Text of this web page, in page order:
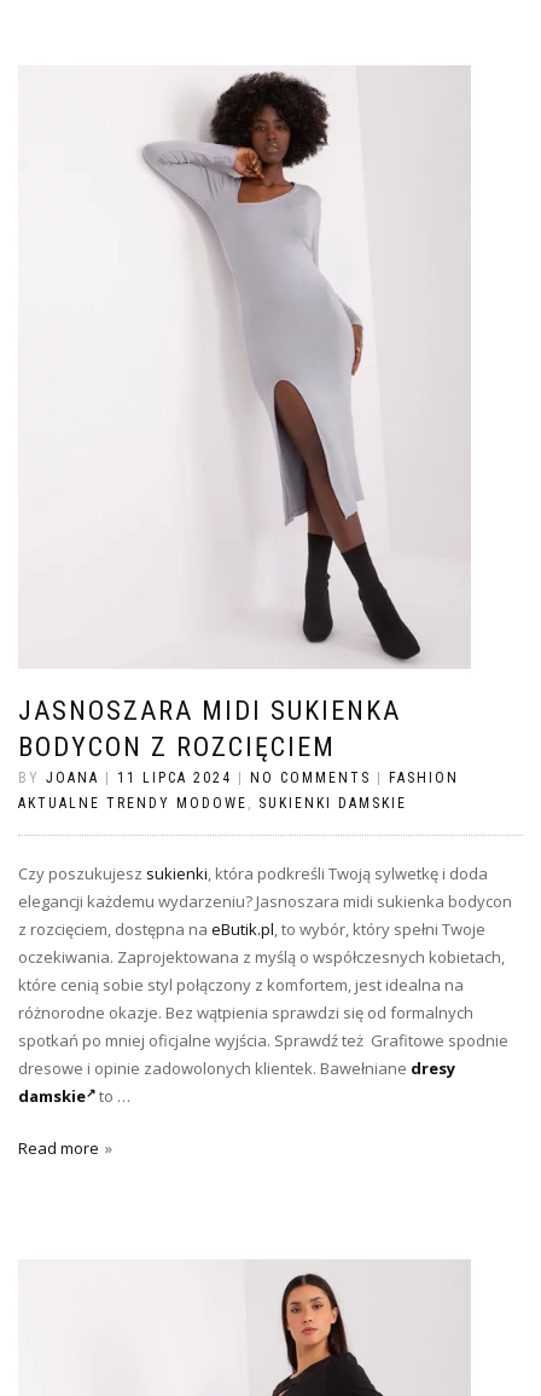
JASNOSZARA MIDI SUKIENKA
BODYCON Z ROZCIĘCIEM
BY JOANA 11 LIPCA 2024 NO COMMENTS
FASHION
AKTUALNE TRENDY MODOWE , SUKIENKI DAMSKIE
Czy poszukujesz sukienki, która podkreśli Twoją sylwetkę i doda
elegancji każdemu wydarzeniu? Jasnoszara midi sukienka bodycon
z rozcięciem, dostępna na eButik.pl, to wybór, który spełni Twoje
oczekiwania. Zaprojektowana z myślą o współczesnych kobietach,
które cenią sobie styl połączony z komfortem, jest idealna na
różnorodne okazje. Bez wątpienia sprawdzi się od formalnych
spotkań po mniej oficjalne wyjścia. Sprawdź też Grafitowe spodnie
dresowe i opinie zadowolonych klientek. Bawełniane dresy
damskie
to …
Read more